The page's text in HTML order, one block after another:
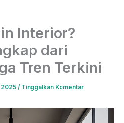
Interior?
dari
Tren Terkini
2025 / Tinggalkan Komentar